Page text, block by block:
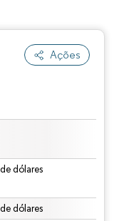
Ações
dólares
dólares